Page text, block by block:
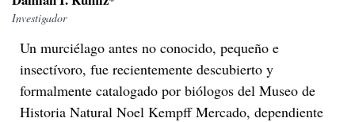
Investigador
Un murciélago antes no conocido, pequeño e
insectívoro, fue recientemente descubierto y
formalmente catalogado por biólogos del Museo de
Historia Natural Noel Kempff Mercado, dependiente